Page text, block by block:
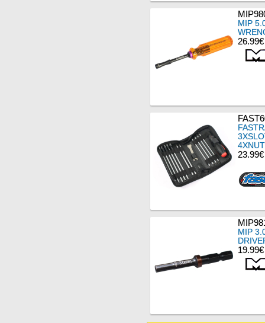
MIP
26.99€
23.99€
MIP
19.99€